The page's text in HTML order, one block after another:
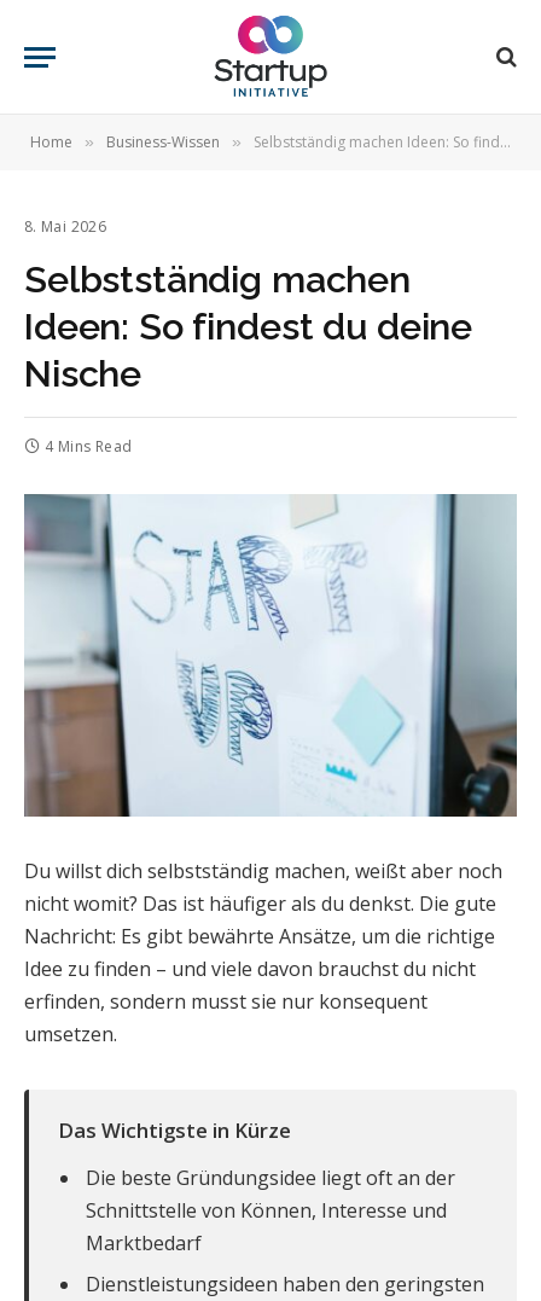
Home » Business-Wissen » Selbstständig machen Ideen: So findest du deine Nische
8. Mai 2026
Selbstständig machen
Ideen: So findest du deine
Nische
4 Mins Read
Du willst dich selbstständig machen, weißt aber noch
nicht womit? Das ist häufiger als du denkst. Die gute
Nachricht: Es gibt bewährte Ansätze, um die richtige
Idee zu finden – und viele davon brauchst du nicht
erfinden, sondern musst sie nur konsequent
umsetzen.
Das Wichtigste in Kürze
Die beste Gründungsidee liegt oft an der
Schnittstelle von Können, Interesse und
Marktbedarf
Dienstleistungsideen haben den geringsten